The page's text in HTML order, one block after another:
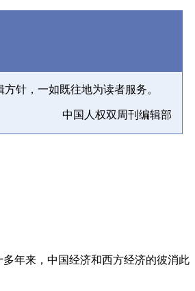
针，一如既往地为读者服务。
中国人权双周刊编辑部
年来，中国经济和西方经济的彼消此